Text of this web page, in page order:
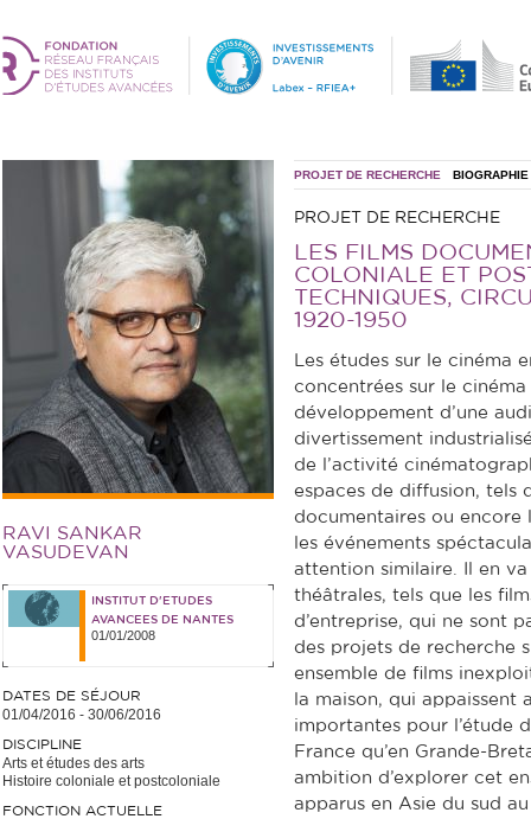
RAVI SANKAR
VASUDEVAN
INSTITUT D'ETUDES
AVANCEES DE NANTES
01/01/2008
DATES DE SÉJOUR
01/04/2016 - 30/06/2016
DISCIPLINE
Arts et études des arts
Histoire coloniale et postcoloniale
FONCTION ACTUELLE
PROJET DE RECHERCHE BIOGRAPHIE
PROJET DE RECHERCHE
LES FILMS
COLONIALE ET
TECHNIQUES,
1920-1950
Les études sur le cinéma
concentrées sur le
développement d’une
divertissement
de l’activité
espaces de diffusion, tels
documentaires ou encore
les événements
attention similaire. Il en
théâtrales, tels que les
d’entreprise, qui ne sont
des projets de recherche
ensemble de films
la maison, qui appaissent
importantes pour l’étude
France qu’en Grande-
ambition d’explorer cet
apparus en Asie du sud